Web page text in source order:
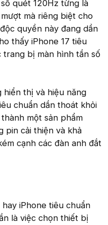
quét 120Hz từng là
mà riêng biệt cho
quyền này đang dần
thấy iPhone 17 tiêu
bị màn hình tần số
hiển thị và hiệu năng
chuẩn dần thoát khỏi
một sản phẩm
pin cải thiện và khả
cạnh các đàn anh đắt
iPhone tiêu chuẩn
là việc chọn thiết bị